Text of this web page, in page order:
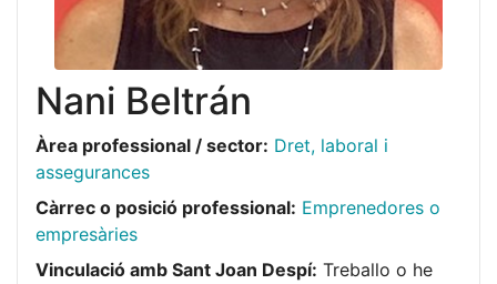
Nani Beltrán
Àrea professional / sector: Dret, laboral i
assegurances
Càrrec o posició professional: Emprenedores o
empresàries
Vinculació amb Sant Joan Despí: Treballo o he